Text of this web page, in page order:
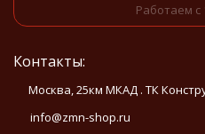
Работаем с
Контакты:
Москва, 25км МКАД . ТК
info@zmn-shop.ru